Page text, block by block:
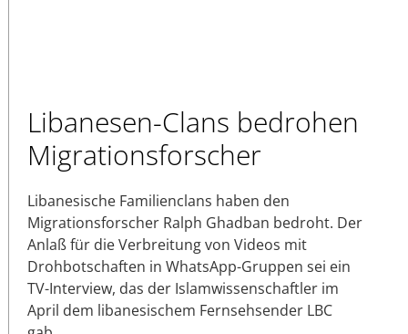
Libanesen-Clans bedrohen
Migrationsforscher
Libanesische Familienclans haben den
Migrationsforscher Ralph Ghadban bedroht. Der
Anlaß für die Verbreitung von Videos mit
Drohbotschaften in WhatsApp-Gruppen sei ein
TV-Interview, das der Islamwissenschaftler im
April dem libanesischem Fernsehsender LBC